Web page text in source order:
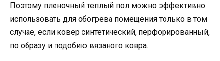
Поэтому пленочный теплый пол можно эффективно
использовать для обогрева помещения только в том
случае, если ковер синтетический, перфорированный,
по образу и подобию вязаного ковра.